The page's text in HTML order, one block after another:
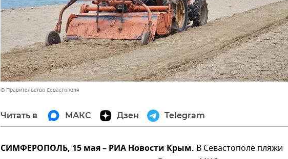
© Правительство Севастополя
Читать в МАКС Дзен Telegram
СИМФЕРОПОЛЬ, 15 мая – РИА Новости Крым. В Севастополе пляжи